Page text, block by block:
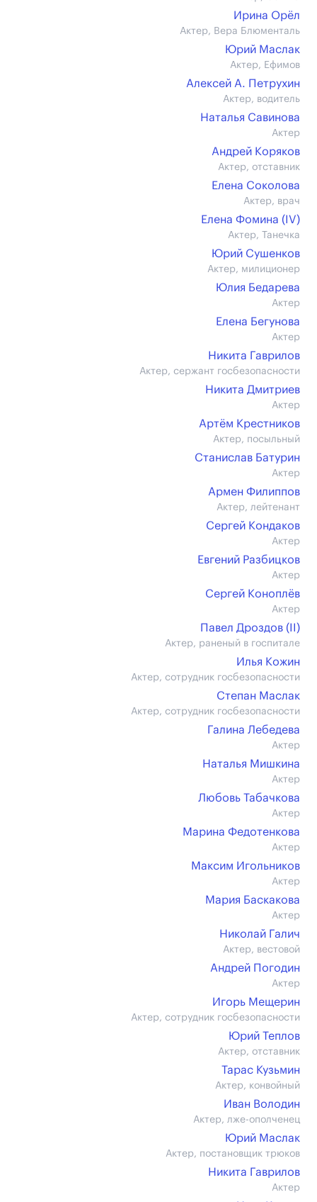
Ирина Орёл
Актер, Вера Блюменталь
Юрий Маслак
Актер, Ефимов
Алексей А. Петрухин
Актер, водитель
Наталья Савинова
Актер
Андрей Коряков
Актер, отставник
Елена Соколова
Актер, врач
Елена Фомина (IV)
Актер, Танечка
Юрий Сушенков
Актер, милиционер
Юлия Бедарева
Актер
Елена Бегунова
Актер
Никита Гаврилов
Актер, сержант госбезопасности
Никита Дмитриев
Актер
Артём Крестников
Актер, посыльный
Станислав Батурин
Актер
Армен Филиппов
Актер, лейтенант
Сергей Кондаков
Актер
Евгений Разбицков
Актер
Сергей Коноплёв
Актер
Павел Дроздов (II)
Актер, раненый в госпитале
Илья Кожин
Актер, сотрудник госбезопасности
Степан Маслак
Актер, сотрудник госбезопасности
Галина Лебедева
Актер
Наталья Мишкина
Актер
Любовь Табачкова
Актер
Марина Федотенкова
Актер
Максим Игольников
Актер
Мария Баскакова
Актер
Николай Галич
Актер, вестовой
Андрей Погодин
Актер
Игорь Мещерин
Актер, сотрудник госбезопасности
Юрий Теплов
Актер, отставник
Тарас Кузьмин
Актер, конвойный
Иван Володин
Актер, лже-ополченец
Юрий Маслак
Актер, постановщик трюков
Никита Гаврилов
Актер